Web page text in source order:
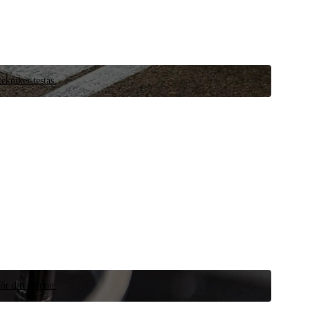
testas.
ditt fordon.